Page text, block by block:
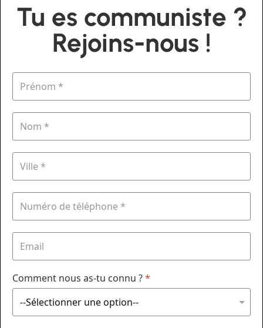
Tu es communiste ?
Rejoins-nous !
Comment nous as-tu connu ?*